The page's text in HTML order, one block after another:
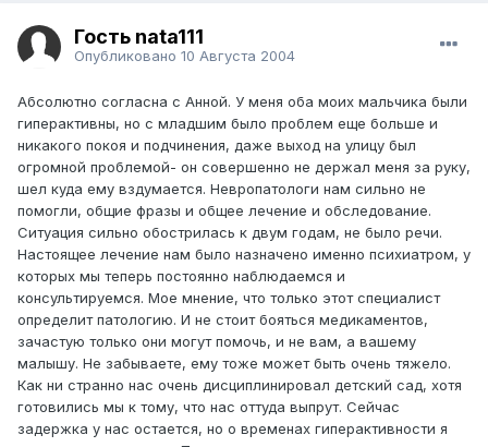
Гость nata111
Опубликовано 10 Августа 2004
Абсолютно согласна с Анной. У меня оба моих мальчика были
гиперактивны, но с младшим было проблем еще больше и
никакого покоя и подчинения, даже выход на улицу был
огромной проблемой- он совершенно не держал меня за руку,
шел куда ему вздумается. Невропатологи нам сильно не
помогли, общие фразы и общее лечение и обследование.
Ситуация сильно обострилась к двум годам, не было речи.
Настоящее лечение нам было назначено именно психиатром, у
которых мы теперь постоянно наблюдаемся и
консультируемся. Мое мнение, что только этот специалист
определит патологию. И не стоит бояться медикаментов,
зачастую только они могут помочь, и не вам, а вашему
малышу. Не забываете, ему тоже может быть очень тяжело.
Как ни странно нас очень дисциплинировал детский сад, хотя
готовились мы к тому, что нас оттуда выпрут. Сейчас
задержка у нас остается, но о временах гиперактивности я